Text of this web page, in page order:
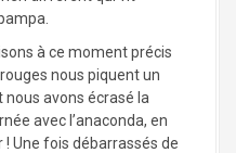
à ce moment précis
nous piquent un
avons écrasé la
avec l’anaconda, en
Une fois débarrassés de